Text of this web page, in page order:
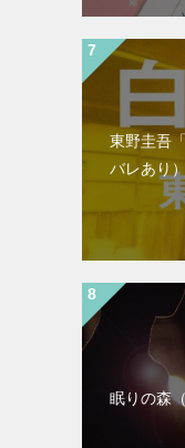
東野圭吾
バレあり）
眠りの森